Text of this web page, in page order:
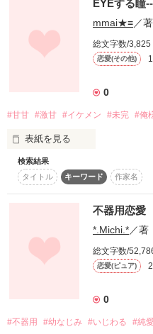
「命を粗末にするんじゃねぇ
心の声が飛び出してしまえば
「宙音ちゃんとなら、絶対外
「だって外に出ないと植物園
次期家元の青年はとても優し
人が良く……ちょっと裏があ
作
「あ、あの、藤沢先輩近い
「ふーん、かわいい顔もでき
「？！？！！」
「いっそ閉じ込めておきたい
★
＼柊乃なや ちゃんとのコラボ
2024.12.15 表紙公開
2024.12.21 全文公開
「逃げんなよ、ガキ」
さまで、カヲルを慕っている
✛✛✛
農家の園芸部　✖　華道の名
【拗らせ柴犬女子の一花】
の一筋縄ではいかない恋愛
11/30の時点で五話まで書い
押しました(((^^;)
随時更新して完結させます。
作
年下なんて恋愛対象外。
…なんて思ってたのに！！
な、なめてません(泣)
♡年上×年下のラブ同居♡
EYEする瞳
mmai★≡／著
総文字数/3,825
恋愛(その他)
0
#甘甘 #激甘 #イケメン #未完 #俺
表紙を見る
▼瞳▼×▽京▽
無自覚美人と超俺様々イケメ
【俺色に染まってみる？】
［えっ？聞こえな--い］
こんな甘甘なせりふを軽々と
検索結果
タイトル
キーワード 作家名
不器用恋愛
*.Michi.*／著
総文字数/
恋愛(ピュア)
0
#不器用 #幼なじみ #いじわる #純愛